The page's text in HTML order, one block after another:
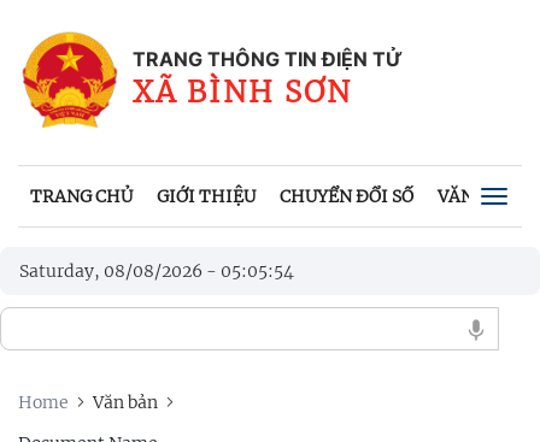
TRANG THÔNG TIN ĐIỆN TỬ
XÃ BÌNH SƠN
TRANG CHỦ GIỚI THIỆU CHUYỂN ĐỔI SỐ VĂN BẢN
Saturday, 08/08/2026 - 05:05:54
Home
Văn bản